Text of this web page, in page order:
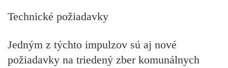
Technické požiadavky
Jedným z týchto impulzov sú aj nové
požiadavky na triedený zber komunálnych